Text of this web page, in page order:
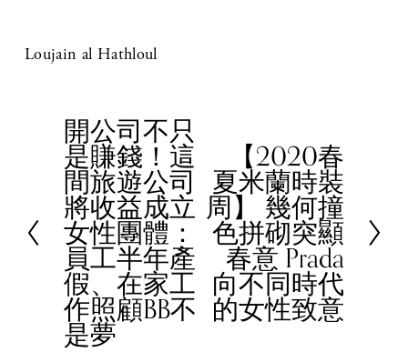
Loujain al Hathloul
P
r
e
v
i
o
u
s
開公司不只
是賺錢！這
間旅遊公司
將收益成立
女性團體：
員工半年產
假、在家工
作照顧BB不
是夢
【2020春
夏米蘭時裝
周】 幾何撞
色拼砌突顯
春意 Prada
向不同時代
的女性致意